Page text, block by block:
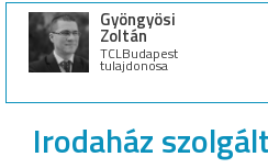
Gyöngyösi
Zoltán
TCLBudapest
tulajdonosa
Irodaház